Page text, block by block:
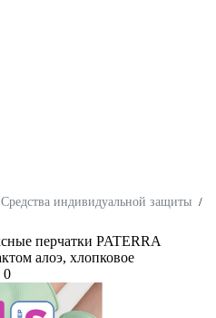
Средства индивидуальной защиты /